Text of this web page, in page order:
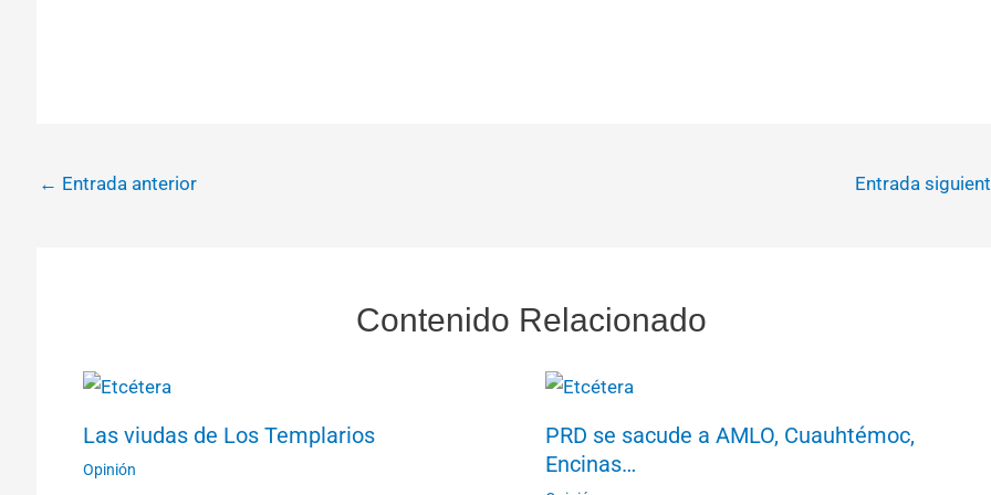
← Entrada anterior Entrada
Contenido Relacionado
Las viudas de Los Templarios
Opinión
PRD se sacude a AMLO, Cuauhtémoc,
Encinas…